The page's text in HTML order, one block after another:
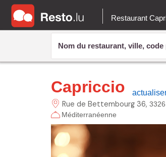
Restaurant
Capriccio
Rue de Bettembourg 36
Méditerranéenne